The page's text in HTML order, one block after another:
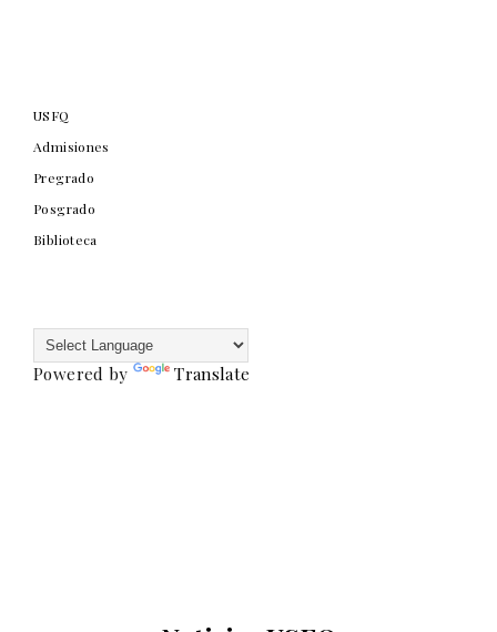
USFQ
Admisiones
Pregrado
Posgrado
Biblioteca
Powered by Translate